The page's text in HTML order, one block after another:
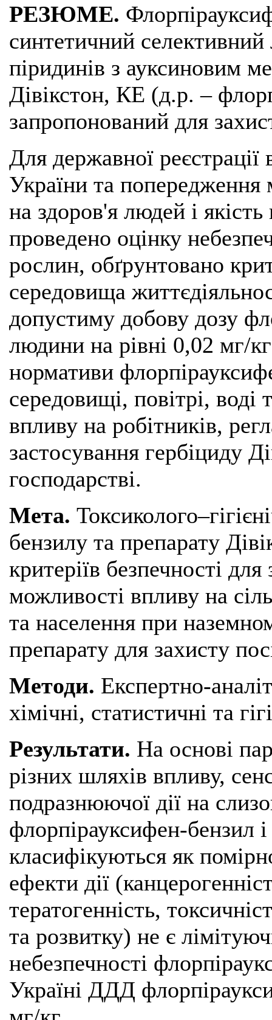
РЕЗЮМЕ.
синтетичний
піридинів з ауксиновим
Дівікстон, КЕ (д.р. –
запропонований для
Для державної реєстрації
України та попередження
на здоров'я людей і
проведено оцінку
рослин, обґрунтовано
середовища
допустиму добову дозу
людини на рівні 0,02 мг/
нормативи
середовищі, повітрі, воді
впливу на робітників,
застосування гербіциду
господарстві.
Мета.
бензилу та препарату
критеріїв безпечності
можливості впливу на
та населення при
препарату для захисту
Методи. Експертно-
хімічні, статистичні та
Результати. На основі
різних шляхів впливу,
подразнюючої дії на
флорпірауксифен-бензил
класифікуються як
ефекти дії
тератогенність,
та розвитку) не є
небезпечності
Україні ДДД